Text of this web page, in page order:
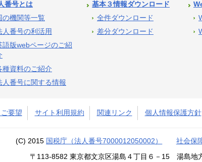
番号とは
の機関等一覧
人番号の利活用
語版webページのご紹
種資料のご紹介
人番号に関する情報
基本３情報ダウンロード
全件ダウンロード
差分ダウンロード
要望 サイト利用規約 関連リンク 個人情報保護方針
(C) 2015 国税庁（法人番号7000012050002） 社会保
〒113-8582 東京都文京区湯島４丁目６－15 湯島地